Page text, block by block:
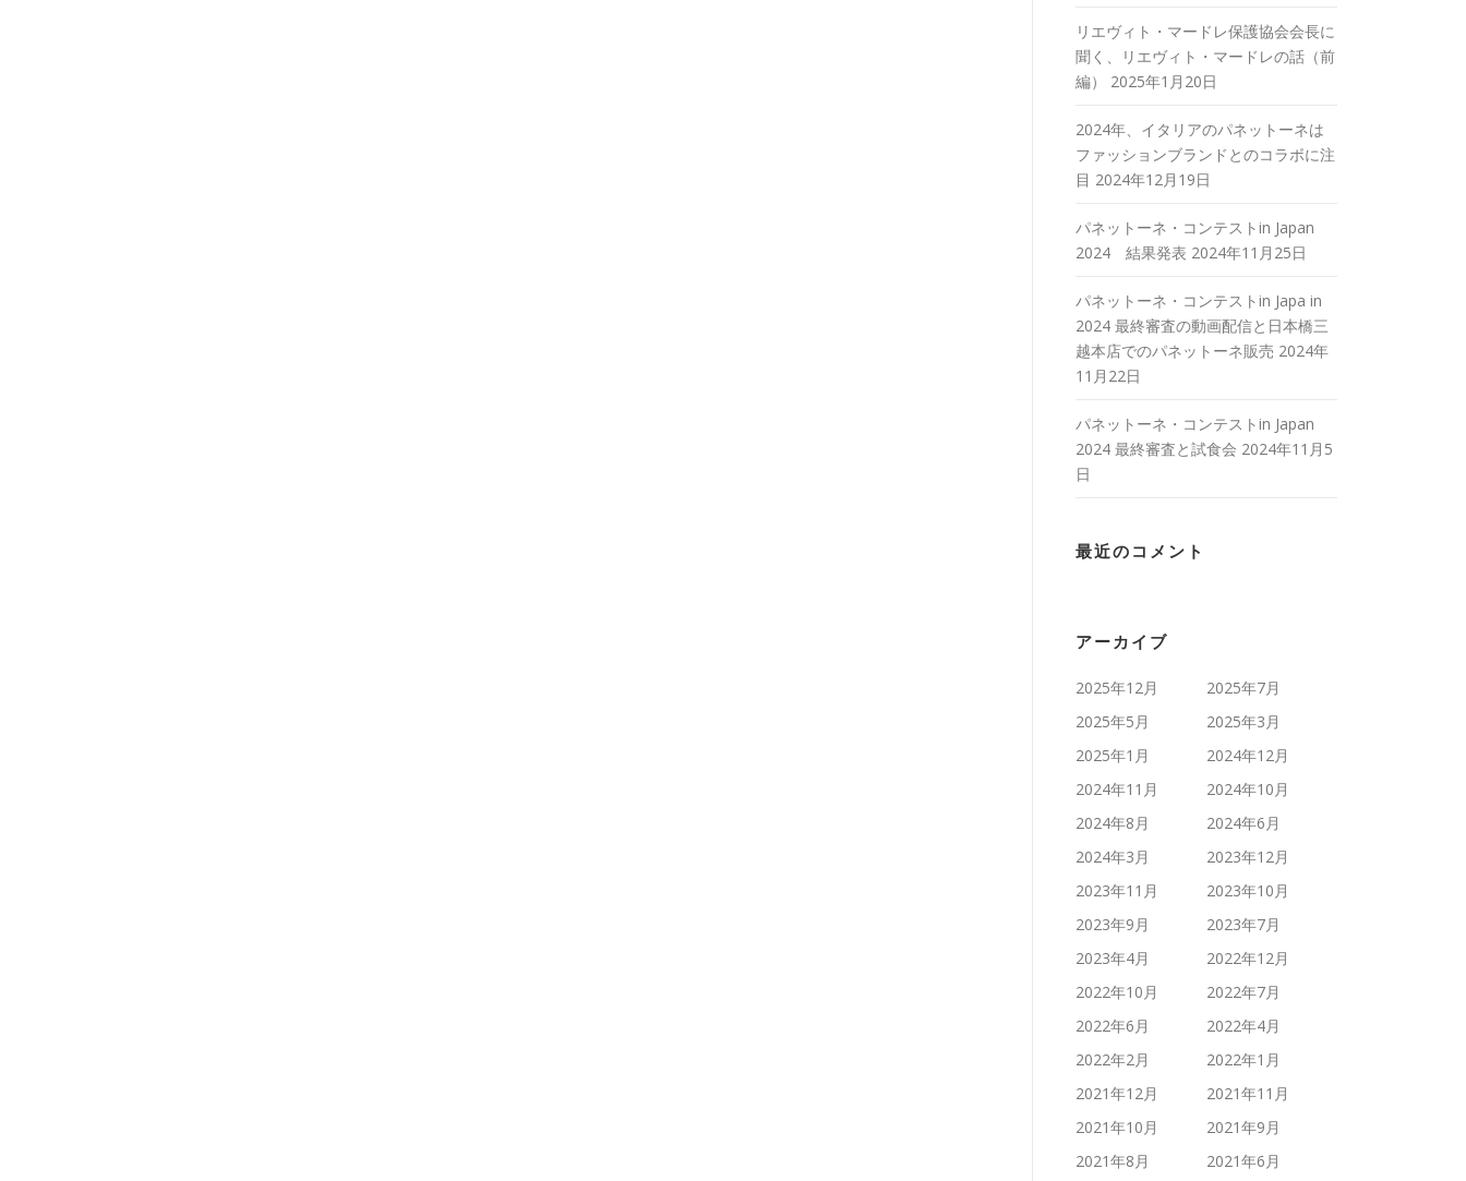
リエヴィト・マードレ保護協会会長に
聞く、リエヴィト・マードレの話（前
編）
2025年1月20日
2024年、イタリアのパネットーネは
ファッションブランドとのコラボに注
目 2024年12月19日
パネットーネ・コンテストin Japan
2024 結果発表 2024年11月25日
パネットーネ・コンテストin Japa in
2024 最終審査の動画配信と日本橋三
越本店でのパネットーネ販売 2024年
11月22日
パネットーネ・コンテストin Japan
2024 最終審査と試食会 2024年11月5
日
最近のコメント
アーカイブ
2025年12月
2025年7月
2025年5月
2025年3月
2025年1月
2024年12月
2024年11月
2024年10月
2024年8月
2024年6月
2024年3月
2023年12月
2023年11月
2023年10月
2023年9月
2023年7月
2023年4月
2022年12月
2022年10月
2022年7月
2022年6月
2022年4月
2022年2月
2022年1月
2021年12月
2021年11月
2021年10月
2021年9月
2021年8月
2021年6月